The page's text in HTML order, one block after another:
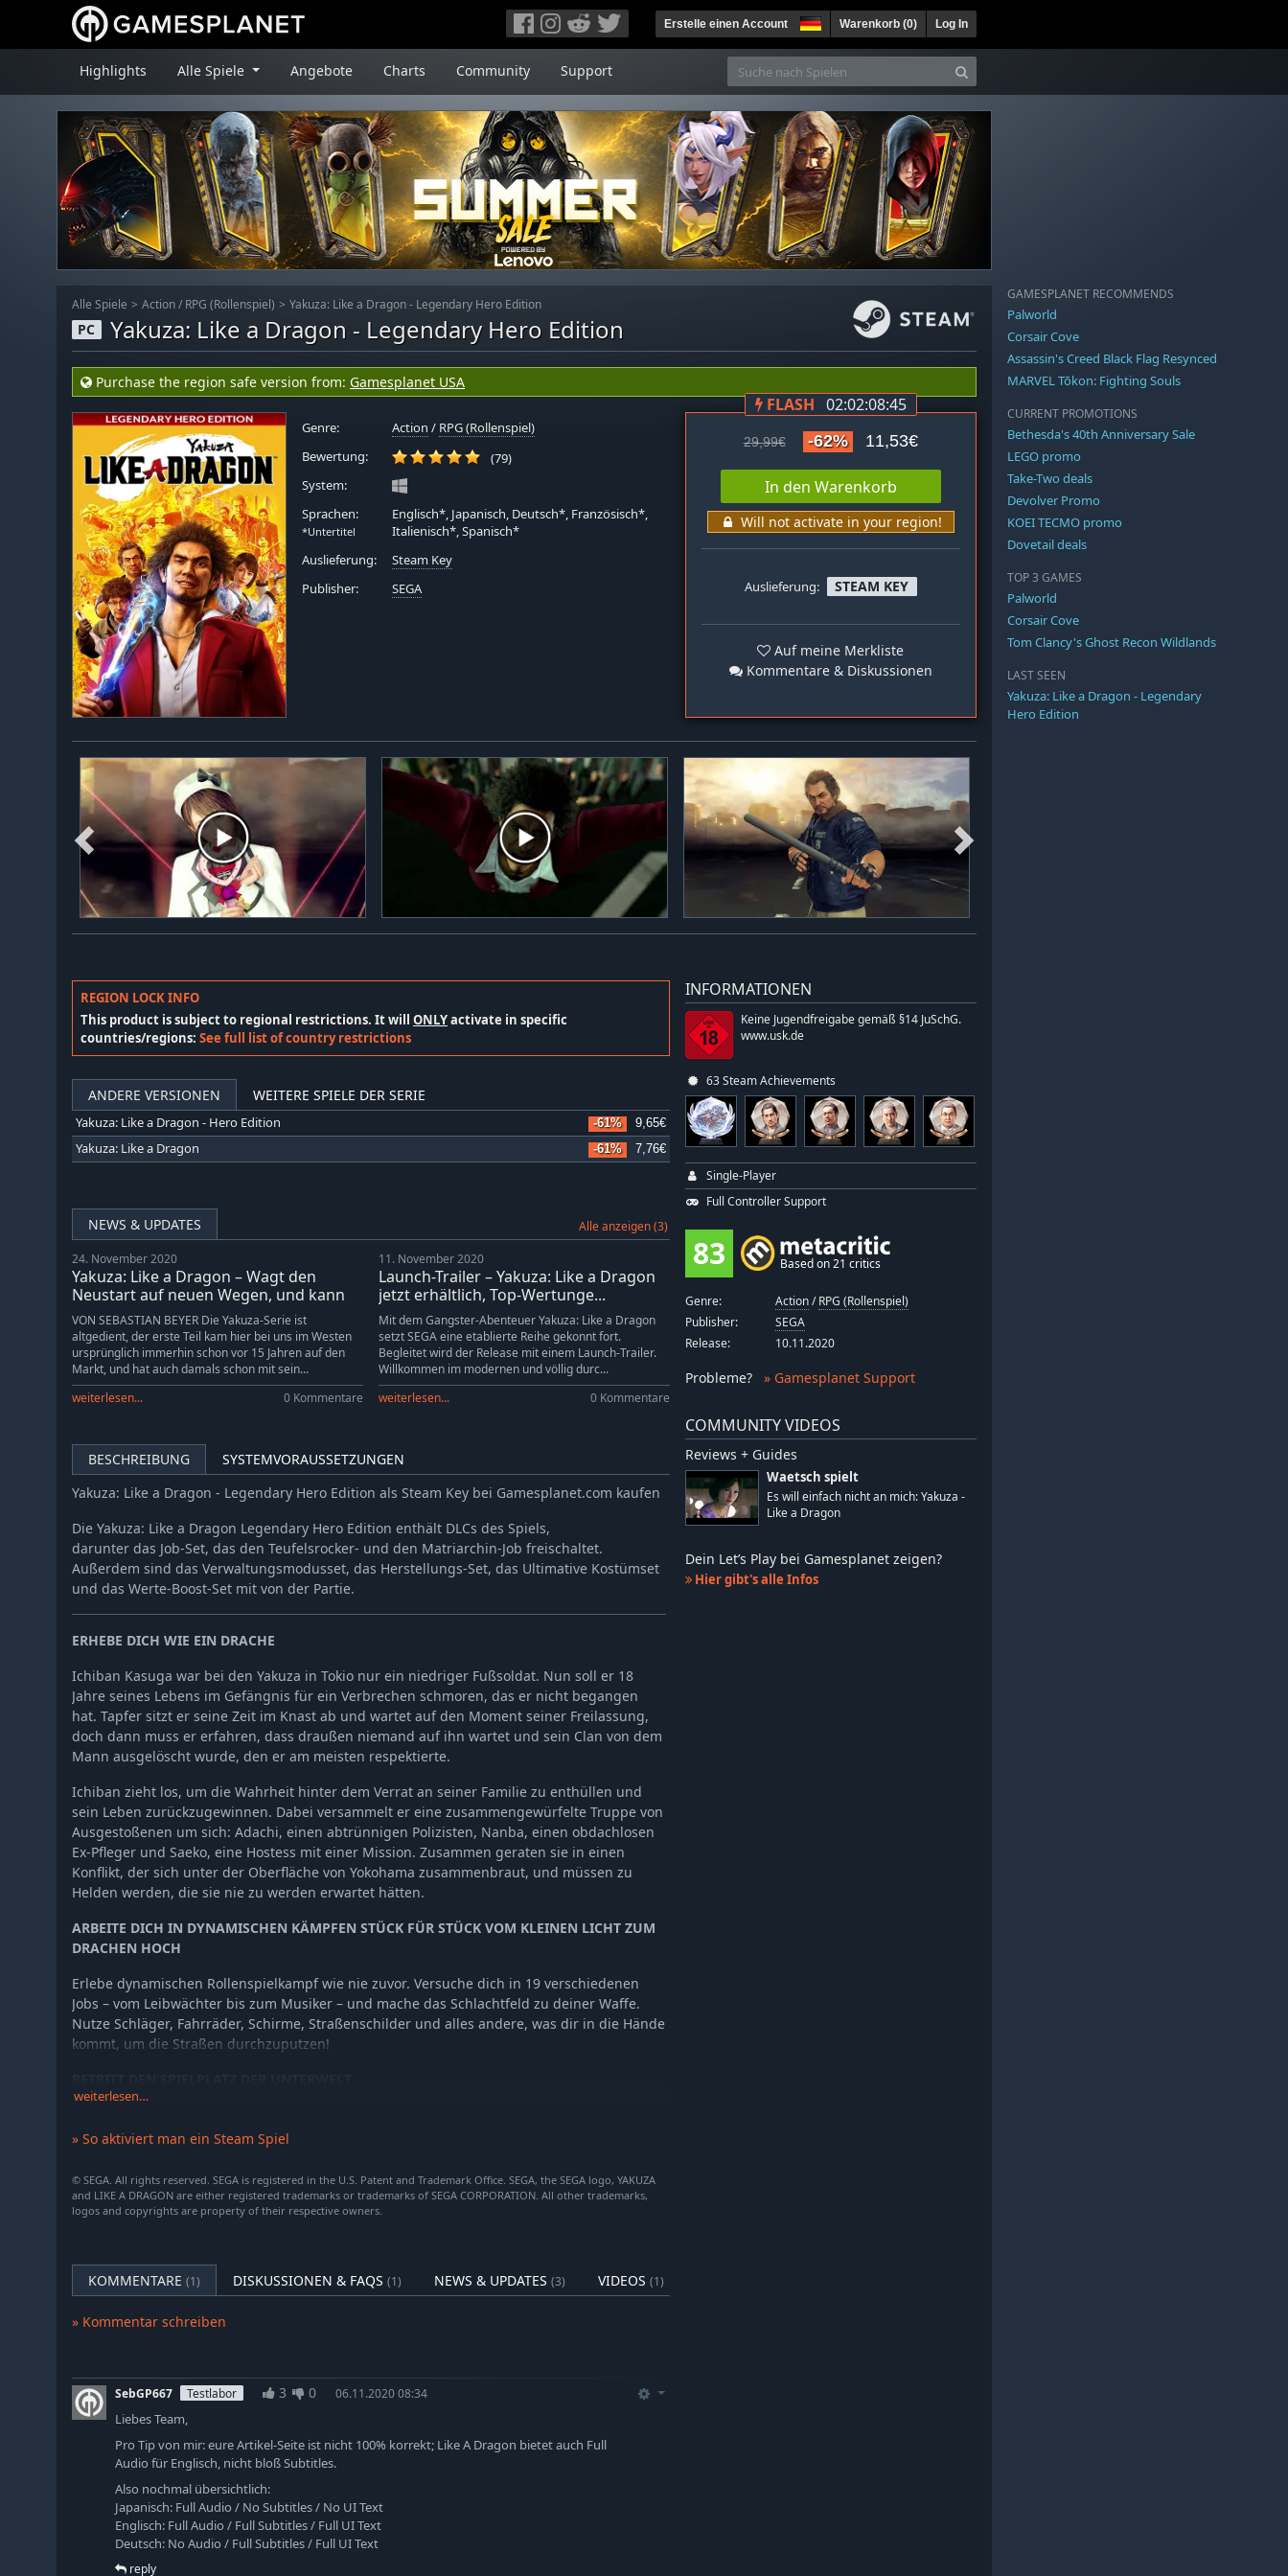
Erstelle einen Account Warenkorb (0) Log In
Highlights Alle Spiele Angebote Charts Community Support
Alle Spiele Action / RPG (Rollenspiel) Yakuza: Like a Dragon - Legendary Hero Edition
PC Yakuza: Like a Dragon - Legendary Hero Edition
Purchase the region safe version from: Gamesplanet USA
Genre: Action / RPG (Rollenspiel)
Bewertung:
(79)
System:
Sprachen:
*Untertitel
Englisch*, Japanisch, Deutsch*, Französisch*,
Italienisch*, Spanisch*
Auslieferung:
Steam Key
Publisher:
SEGA
FLASH 02:02:08:44
29,99€ -62% 11,53€
In den Warenkorb
Will not activate in your region!
Auslieferung: STEAM KEY
Auf meine Merkliste
Kommentare & Diskussionen
REGION LOCK INFO
This product is subject to regional restrictions. It will ONLYactivate in specific
countries/regions: See full list of country restrictions
ANDERE VERSIONEN WEITERE SPIELE DER SERIE
Yakuza: Like a Dragon - Hero Edition -61% 9,65€
Yakuza: Like a Dragon -61% 7,76€
NEWS & UPDATES Alle anzeigen (3)
24. November 2020
Yakuza: Like a Dragon – Wagt den
Neustart auf neuen Wegen, und kann
m...
VON SEBASTIAN BEYER Die Yakuza-Serie ist
altgedient, der erste Teil kam hier bei uns im Westen
ursprünglich immerhin schon vor 15 Jahren auf den
Markt, und hat auch damals schon mit sein...
weiterlesen...
0 Kommentare
11. November 2020
Launch-Trailer – Yakuza: Like a Dragon
jetzt erhältlich, Top-Wertunge...
Mit dem Gangster-Abenteuer Yakuza: Like a Dragon
setzt SEGA eine etablierte Reihe gekonnt fort.
Begleitet wird der Release mit einem Launch-Trailer.
Willkommen im modernen und völlig durc...
weiterlesen...
0 Kommentare
BESCHREIBUNG
SYSTEMVORAUSSETZUNGEN
Yakuza: Like a Dragon - Legendary Hero Edition als Steam Key bei Gamesplanet.com kaufen
Die Yakuza: Like a Dragon Legendary Hero Edition enthält DLCs des Spiels,
darunter das Job-Set, das den Teufelsrocker- und den Matriarchin-Job freischaltet.
Außerdem sind das Verwaltungsmodusset, das Herstellungs-Set, das Ultimative Kostümset
und das Werte-Boost-Set mit von der Partie.
ERHEBE DICH WIE EIN DRACHE
Ichiban Kasuga war bei den Yakuza in Tokio nur ein niedriger Fußsoldat. Nun soll er 18
Jahre seines Lebens im Gefängnis für ein Verbrechen schmoren, das er nicht begangen
hat. Tapfer sitzt er seine Zeit im Knast ab und wartet auf den Moment seiner Freilassung,
doch dann muss er erfahren, dass draußen niemand auf ihn wartet und sein Clan von dem
Mann ausgelöscht wurde, den er am meisten respektierte.
Ichiban zieht los, um die Wahrheit hinter dem Verrat an seiner Familie zu enthüllen und
sein Leben zurückzugewinnen. Dabei versammelt er eine zusammengewürfelte Truppe von
Ausgestoßenen um sich: Adachi, einen abtrünnigen Polizisten, Nanba, einen obdachlosen
Ex-Pfleger und Saeko, eine Hostess mit einer Mission. Zusammen geraten sie in einen
Konflikt, der sich unter der Oberfläche von Yokohama zusammenbraut, und müssen zu
Helden werden, die sie nie zu werden erwartet hätten.
ARBEITE DICH IN DYNAMISCHEN KÄMPFEN STÜCK FÜR STÜCK VOM KLEINEN LICHT ZUM
DRACHEN HOCH
Erlebe dynamischen Rollenspielkampf wie nie zuvor. Versuche dich in 19 verschiedenen
Jobs – vom Leibwächter bis zum Musiker – und mache das Schlachtfeld zu deiner Waffe.
Nutze Schläger, Fahrräder, Schirme, Straßenschilder und alles andere, was dir in die Hände
kommt, um die Straßen durchzuputzen!
Spielhalle verbringen und ein paar SEGA-Klassiker spielen, gegen Leute im verrückten
eine moderne japanische Stadt schlendern. Hinter jeder Ecke gibt es etwas Neues zu
entdecken.
weiterlesen…
» So aktiviert man ein Steam Spiel
© SEGA. All rights reserved. SEGA is registered in the U.S. Patent and Trademark Office. SEGA, the SEGA logo, YAKUZA
and LIKE A DRAGON are either registered trademarks or trademarks of SEGA CORPORATION. All other trademarks,
logos and copyrights are property of their respective owners.
KOMMENTARE (1) DISKUSSIONEN & FAQS (1) NEWS & UPDATES (3) VIDEOS (1)
» Kommentar schreiben
SebGP667 Testlabor 3 0 06.11.2020 08:34
Liebes Team,
Pro Tip von mir: eure Artikel-Seite ist nicht 100% korrekt; Like A Dragon bietet auch Full
Audio für Englisch, nicht bloß Subtitles.
Also nochmal übersichtlich:
Japanisch: Full Audio / No Subtitles / No UI Text
Englisch: Full Audio / Full Subtitles / Full UI Text
Deutsch: No Audio / Full Subtitles / Full UI Text
reply
INFORMATIONEN
Keine Jugendfreigabe gemäß §14 JuSchG.
www.usk.de
63 Steam Achievements
Single-Player
Full Controller Support
83 Based on 21 critics
Genre: Action/RPG (Rollenspiel)
Publisher:
SEGA
Release:
10.11.2020
Probleme? » Gamesplanet Support
COMMUNITY VIDEOS
Reviews + Guides
Waetsch spielt
Es will einfach nicht an mich: Yakuza -
Like a Dragon
Dein Let’s Play bei Gamesplanet zeigen?
Hier gibt's alle Infos
GAMESPLANET RECOMMENDS
Palworld
Corsair Cove
Assassin's Creed Black Flag Resynced
MARVEL Tōkon: Fighting Souls
CURRENT PROMOTIONS
Bethesda's 40th Anniversary Sale
LEGO promo
Take-Two deals
Devolver Promo
KOEI TECMO promo
Dovetail deals
TOP 3 GAMES
Palworld
Corsair Cove
Tom Clancy's Ghost Recon Wildlands
LAST SEEN
Yakuza: Like a Dragon - Legendary
Hero Edition